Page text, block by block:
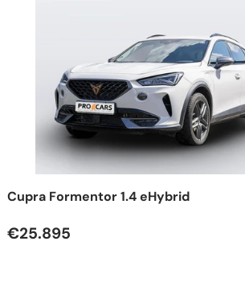
Cupra Formentor 1.4 eHybrid
€25.895